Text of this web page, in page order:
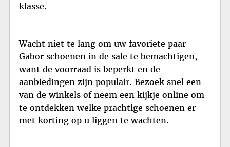
klasse.
Wacht niet te lang om uw favoriete paar
Gabor schoenen in de sale te bemachtigen,
want de voorraad is beperkt en de
aanbiedingen zijn populair. Bezoek snel een
van de winkels of neem een kijkje online om
te ontdekken welke prachtige schoenen er
met korting op u liggen te wachten.